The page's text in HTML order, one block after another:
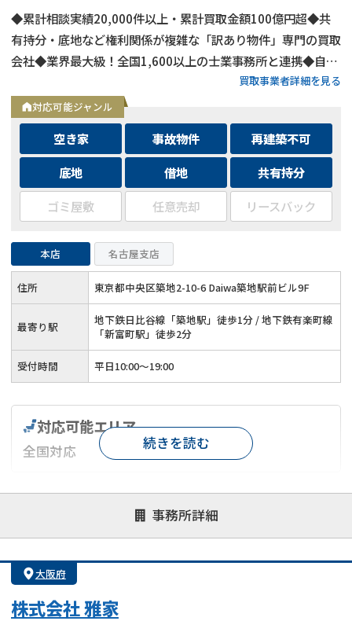
◆累計相談実績20,000件以上・累計買取金額100億円超◆共
有持分・底地など権利関係が複雑な「訳あり物件」専門の買取
会社◆業界最大級！全国1,600以上の士業事務所と連携◆自己
資金による買取のため、融資審査を待たず最短即日で決済可能
◆士業事務所や大手不動産会社からの相談実績も多数
買取事業者詳細を見る
対応可能ジャンル
空き家 事故物件
再建築不可
底地
借地
共有持分
ゴミ屋敷
任意売却 リースバック
本店 名古屋支店
住所 東京都中央区築地2-10-6 Daiwa築地駅前ビル9F
最寄り駅
地下鉄日比谷線「築地駅」徒歩1分 / 地下鉄有楽町線
「新富町駅」徒歩2分
受付時間 平日10:00～19:00
事務所詳細
対応可能エリア
全国対応
対応が親身 オンライン面談可能
レスポンスが早い
1億円以上の買取可
続きを読む
大阪府
株式会社 雅家